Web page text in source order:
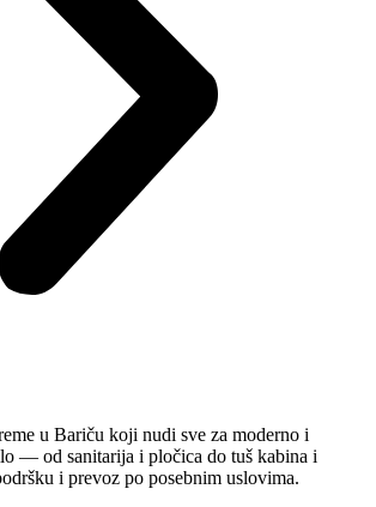
u Bariču koji nudi sve za moderno i
— od sanitarija i pločica do tuš kabina i
i prevoz po posebnim uslovima.